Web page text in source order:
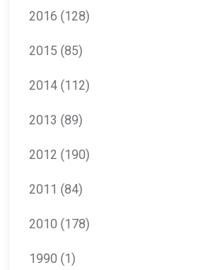
2016 (128)
2015 (85)
2014 (112)
2013 (89)
2012 (190)
2011 (84)
2010 (178)
1990 (1)